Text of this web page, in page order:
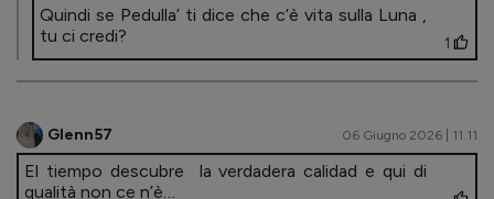
Quindi se Pedulla’ ti dice che c’è vita sulla Luna ,
tu ci credi?
1
Glenn57 06 Giugno 2026 | 11.11
El tiempo descubre la verdadera calidad e qui di
qualità non ce n’è…